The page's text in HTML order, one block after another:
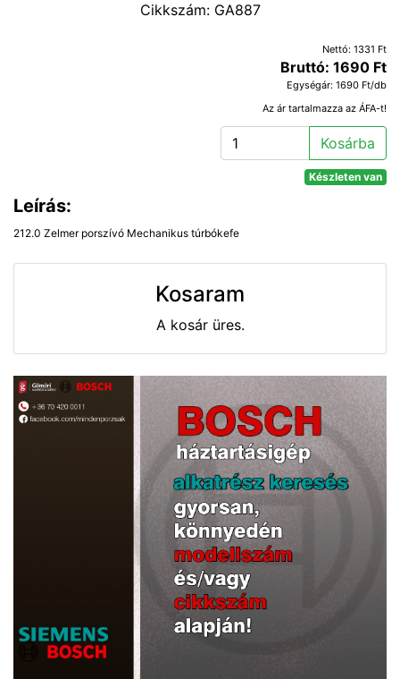
Cikkszám: GA887
Nettó: 1331 Ft
Bruttó: 1690 Ft
Egységár: 1690 Ft/db
Az ár tartalmazza az ÁFA-t!
Kosárba
Készleten van
Leírás:
212.0 Zelmer porszívó Mechanikus túrbókefe
Kosaram
A kosár üres.